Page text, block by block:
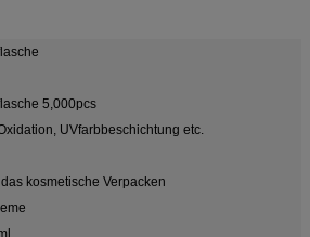
5,000pcs
UVfarbbeschichtung etc.
kosmetische Verpacken